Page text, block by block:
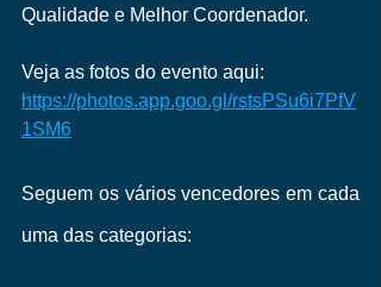
Qualidade e Melhor Coordenador.
Veja as fotos do evento aqui:
https://photos.app.goo.gl/rstsPSu6i7PfV
1SM6
Seguem os vários vencedores em cada
uma das categorias: